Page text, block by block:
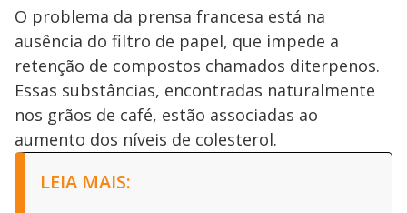
O problema da prensa francesa está na
ausência do filtro de papel, que impede a
retenção de compostos chamados diterpenos.
Essas substâncias, encontradas naturalmente
nos grãos de café, estão associadas ao
aumento dos níveis de colesterol.
LEIA MAIS: